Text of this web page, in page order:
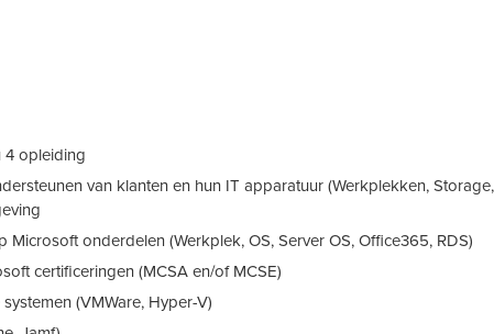
4 opleiding
van klanten en hun IT apparatuur (Werkplekken,
Microsoft onderdelen (Werkplek, OS, Server OS, Office365, RDS)
certificeringen (MCSA en/of MCSE)
(VMWare, Hyper-V)